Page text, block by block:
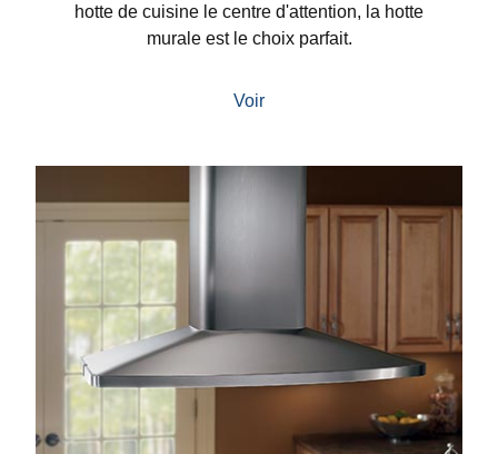
hotte de cuisine le centre d'attention, la hotte
murale est le choix parfait.
Voir